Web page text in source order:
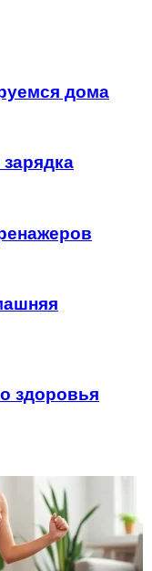
дома
здоровья